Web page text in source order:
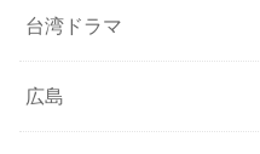
台湾ドラマ
広島